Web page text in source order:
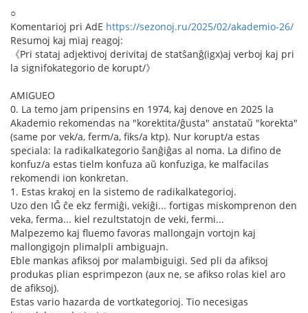
○
Komentarioj pri AdE https://sezonoj.ru/2025/02/akademio-26/
Resumoj kaj miaj reagoj:
《Pri stataj adjektivoj derivitaj de statŝanĝ(igx)aj verboj kaj pri
la signifokategorio de korupt/》
AMIGUEO
0. La temo jam pripensins en 1974, kaj denove en 2025 la
Akademio rekomendas na "korektita/ĝusta" anstataŭ "korekta"
(same por vek/a, ferm/a, fiks/a ktp). Nur korupt/a estas
speciala: la radikalkategorio ŝanĝiĝas al noma. La difino de
konfuz/a estas tielm konfuza aŭ konfuziga, ke malfacilas
rekomendi ion konkretan.
1. Estas krakoj en la sistemo de radikalkategorioj.
Uzo den IĜ ĉe ekz fermiĝi, vekiĝi... fortigas miskomprenon den
veka, ferma... kiel rezultstatojn de veki, fermi...
Malpezemo kaj fluemo favoras mallongajn vortojn kaj
mallongigojn plimalpli ambiguajn.
Eble mankas afiksoj por malambiguigi. Sed pli da afiksoj
produkas plian esprimpezon (aux ne, se afikso rolas kiel aro
de afiksoj).
Estas vario hazarda de vortkategorioj. Tio necesigas